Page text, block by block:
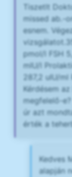
Tiszetlt
missed ab.-
esnem.
pmol/l FSH
mIU/l
287,2 uIU/
Kérdésem
megfelelő-
úr azt
érték a
Kedves
alapján